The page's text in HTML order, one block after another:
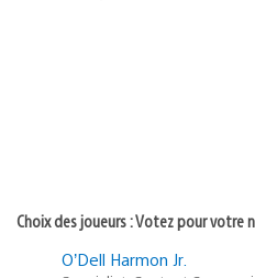
Choix des joueurs : Votez pour votre
O’Dell Harmon Jr.